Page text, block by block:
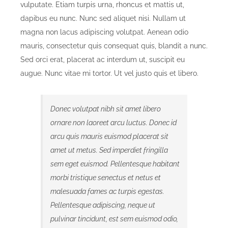
vulputate. Etiam turpis urna, rhoncus et mattis ut,
dapibus eu nunc. Nunc sed aliquet nisi. Nullam ut
magna non lacus adipiscing volutpat. Aenean odio
mauris, consectetur quis consequat quis, blandit a nunc.
Sed orci erat, placerat ac interdum ut, suscipit eu
augue. Nunc vitae mi tortor. Ut vel justo quis et libero.
Donec volutpat nibh sit amet libero
ornare non laoreet arcu luctus. Donec id
arcu quis mauris euismod placerat sit
amet ut metus. Sed imperdiet fringilla
sem eget euismod. Pellentesque habitant
morbi tristique senectus et netus et
malesuada fames ac turpis egestas.
Pellentesque adipiscing, neque ut
pulvinar tincidunt, est sem euismod odio,